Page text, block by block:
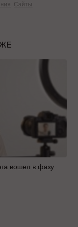
Сайты
вошел в фазу